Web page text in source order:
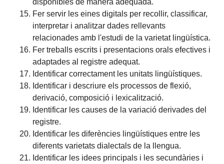
Fer servir les eines digitals per recollir, classificar,
interpretar i analitzar dades rellevants
relacionades amb l'estudi de la varietat lingüística.
Fer treballs escrits i presentacions orals efectives i
adaptades al registre adequat.
Identificar correctament les unitats lingüístiques.
Identificar i descriure els processos de flexió,
derivació, composició i lexicalització.
Identificar les causes de la variació derivades del
registre.
Identificar les diferències lingüístiques entre les
diferents varietats dialectals de la llengua.
Identificar les idees principals i les secundàries i